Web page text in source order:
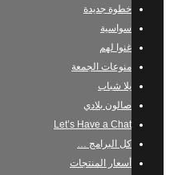
خطوة جديدة
سواسية
غنوا لهم
منوعات الجمعة
يلا شباب
صالون بلادي
Let’s Have a Chat
كل البرامج …
أسعار المنتجات